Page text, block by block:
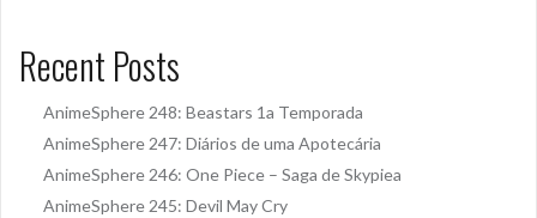
Recent Posts
AnimeSphere 248: Beastars 1a Temporada
AnimeSphere 247: Diários de uma Apotecária
AnimeSphere 246: One Piece – Saga de Skypiea
AnimeSphere 245: Devil May Cry